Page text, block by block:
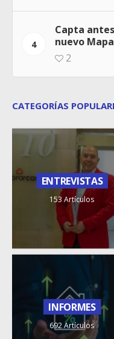
4
Capta
nuevo
2
CATEGORÍAS
ENTREVISTAS
153 Artículos
INFORMES
692 Artículos